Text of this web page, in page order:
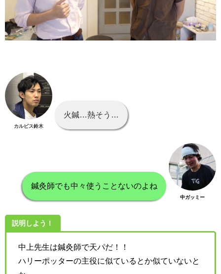
カルピス鈴木
火鍼…熱そう…
鍼灸師でも中々使うことないのよね
中ガッミー
説明しよう！
中上先生は鍼灸師で天パだ！！
ハリーポッターの主役に似ているとか似ていないと